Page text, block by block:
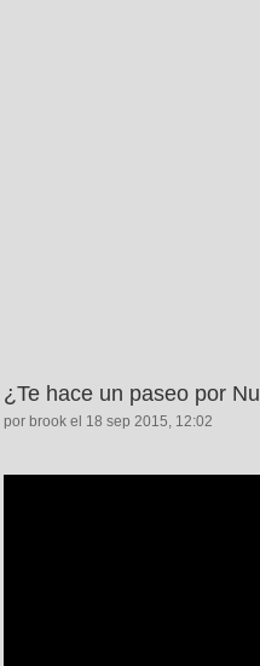
¿Te hace un paseo por
por brook el 18 sep 2015, 12:02